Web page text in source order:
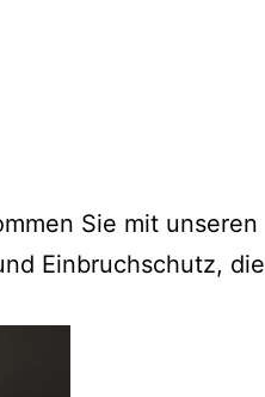
Sie mit unseren
Einbruchschutz, die